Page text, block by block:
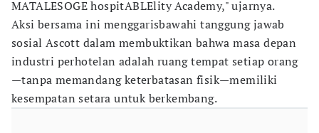
MATALESOGE hospitABLElity Academy," ujarnya.
Aksi bersama ini menggarisbawahi tanggung jawab
sosial Ascott dalam membuktikan bahwa masa depan
industri perhotelan adalah ruang tempat setiap orang
—tanpa memandang keterbatasan fisik—memiliki
kesempatan setara untuk berkembang.